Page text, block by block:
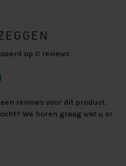
op 0 reviews
reviews voor dit product.
We horen graag wat u er